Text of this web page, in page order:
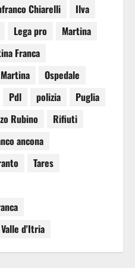
Chiarelli
Ilva
Lega pro
Martina
Franca
Ospedale
Pdl polizia
Puglia
Rubino
Rifiuti
ancona
Tares
Valle d'Itria